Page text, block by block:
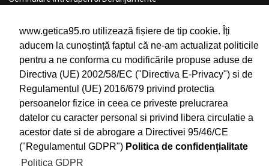
www.getica95.ro utilizează fișiere de tip cookie. Îți
aducem la cunoștință faptul că ne-am actualizat politicile
pentru a ne conforma cu modificările propuse aduse de
Directiva (UE) 2002/58/EC ("Directiva E-Privacy") si de
Regulamentul (UE) 2016/679 privind protectia
persoanelor fizice in ceea ce priveste prelucrarea
datelor cu caracter personal si privind libera circulatie a
acestor date si de abrogare a Directivei 95/46/CE
("Regulamentul GDPR") Politica de confidențialitate
Politica GDPR
Email: office@getica95.ro
©2021 Getica 95, All Rights Reserved. With Love byTricubiq
Solutions